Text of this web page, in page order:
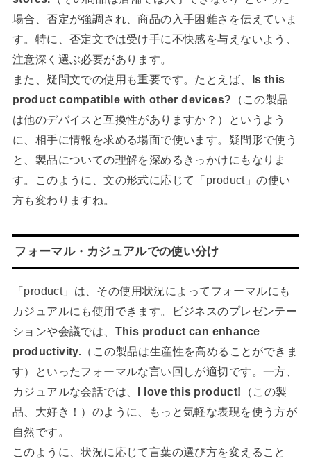
場合、否定が強調され、商品の入手困難さを伝えていま
す。特に、否定文では受け手に不快感を与えないよう、
注意深く選ぶ必要があります。
また、疑問文での使用も重要です。たとえば、 Is this
product compatible with other devices? （この製品
は他のデバイスと互換性がありますか？）というよう
に、相手に情報を求める場面で使います。疑問形で使う
と、製品についての理解を深めるきっかけにもなりま
す。このように、文の形式に応じて「product」の使い
方も変わりますね。
フォーマル・カジュアルでの使い分け
「product」は、その使用状況によってフォーマルにも
カジュアルにも使用できます。ビジネスのプレゼンテー
ションや会議では、 This product can enhance
productivity. （この製品は生産性を高めることができま
す）といったフォーマルな言い回しが適切です。一方、
カジュアルな会話では、 I love this product! （この製
品、大好き！）のように、もっと気軽な表現を使う方が
自然です。
このように、状況に応じて言葉の選び方を変えること